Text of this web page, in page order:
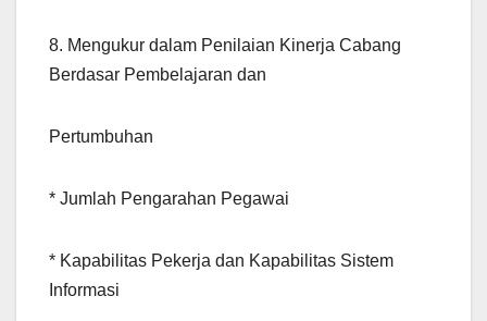
8. Mengukur dalam Penilaian Kinerja Cabang
Berdasar Pembelajaran dan
Pertumbuhan
* Jumlah Pengarahan Pegawai
* Kapabilitas Pekerja dan Kapabilitas Sistem
Informasi